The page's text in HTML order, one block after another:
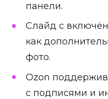
панели.
Слайд с
как
фото.
Ozon
с подписями и